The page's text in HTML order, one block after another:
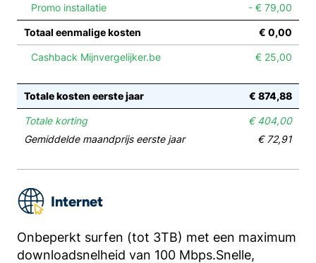
Promo installatie - € 79,00
Totaal eenmalige kosten € 0,00
Cashback Mijnvergelijker.be € 25,00
Totale kosten eerste jaar € 874,88
Totale korting
€ 404,00
Gemiddelde maandprijs eerste jaar
€ 72,91
Internet
Onbeperkt surfen (tot 3TB) met een maximum
downloadsnelheid van 100 Mbps.Snelle,